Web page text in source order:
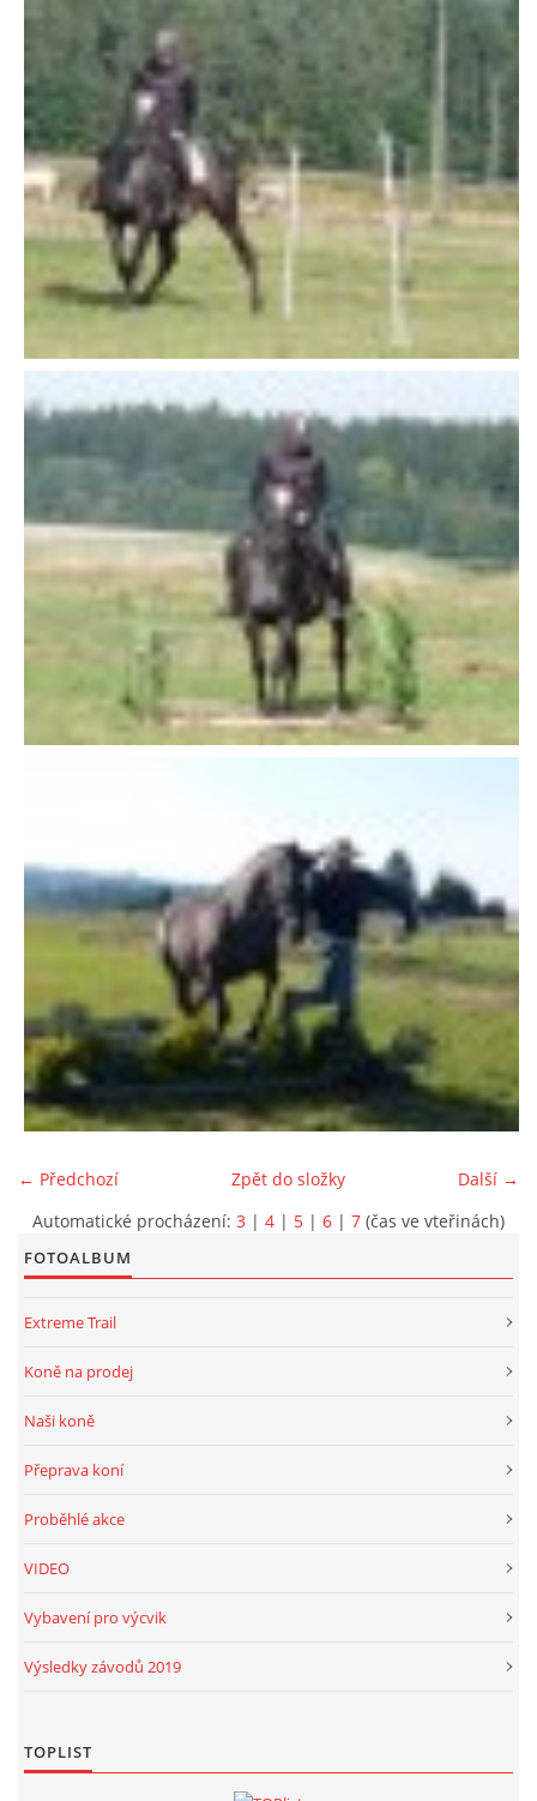
← Předchozí Další →
Zpět do složky
Automatické procházení: 3 | 4 | 5 | 6 | 7 (čas ve vteřinách)
FOTOALBUM
Extreme Trail
Koně na prodej
Naši koně
Přeprava koní
Proběhlé akce
VIDEO
Vybavení pro výcvik
Výsledky závodů 2019
TOPLIST